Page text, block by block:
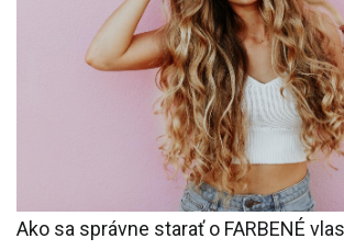
Ako sa správne starať o FARBENÉ